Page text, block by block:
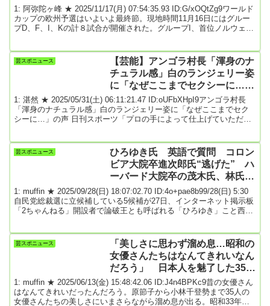
ランドに負け予選落ち
1: 阿弥陀ヶ峰 ★ 2025/11/17(月) 07:54:35.93 ID:G/xOQtZg9ワールド
カップの欧州予選はいよいよ最終節。現地時間11月16日にはグルー
プD、F、I、Kの計８試合が開催された。グループI、首位ノルウェー
４回目の本戦出場を果たした。ホームで衝撃の逆転負けと情けない
イタリア今予選はノルウェーに“連敗”と厳しい戦いぶりでプレーオフ
芸スポニュース
【芸能】アンゴラ村長「渾身のナ
チュラル感」白のランジェリー姿
に「なぜここまでセクシーに…」
の声
1: 湛然 ★ 2025/05/31(土) 06:11:21.47 ID:oUFbXHpI9アンゴラ村長
「渾身のナチュラル感」白のランジェリー姿に「なぜここまでセク
シーに…」の声 日刊スポーツ「プロの手によって仕上げていただい
ター、アンゴラ村長（31）が29日までにインスタグラムを更新。ラ
ンジェリー姿に反響が寄せられている。アンゴラ村長は「プロの手
によって仕上げていただいた渾身...
芸スポニュース
ひろゆき氏 英語で質問 コロン
ビア大院卒進次郎氏“逃げた” ハ
ーバード大院卒の茂木氏、林氏は
回答
1: muffin ★ 2025/09/28(日) 18:07:02.70 ID:4o+pae8b99/28(日) 5:30
自民党総裁選に立候補している5候補が27日、インターネット掲示板
「2ちゃんねる」開設者で論破王とも呼ばれる「ひろゆき」こと西村
泉氏の会見動画に好意的なコメントを投稿するよう要請した“ステル
スマーケティング”が発覚。小泉氏が事実を認め謝罪してから一夜
芸スポニュース
「美しさに思わず溜め息…昭和の
女優さんたちはなんてきれいなん
だろう」 日本人を魅了した35人
の素顔
1: muffin ★ 2025/06/13(金) 15:48:42.06 ID:J4n4BPKc9昔の女優さん
はなんてきれいだったんだろう。原節子から小林千登勢まで35人の
女優さんたちの美しさにいまさらながら溜め息が出る。昭和33年